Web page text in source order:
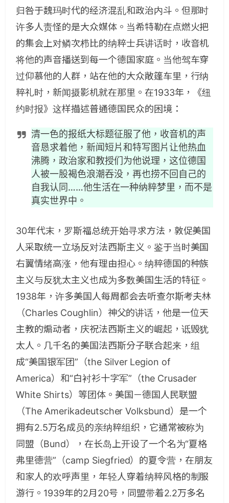
归咎于魏玛时代的经济混乱和政治内斗。但那时
许多人责怪的是大众媒体。当希特勒在点燃火把
的集会上对鳞次栉比的纳粹士兵讲话时，收音机
将他的声音播送到每一个德国家庭。当他驾车穿
过仰慕他的人群，站在他的大众敞篷车里，行纳
粹礼时，新闻摄影机就在那里。在1933年，《纽
约时报》这样描述普通德国民众的困境：
清一色的报纸大标题征服了他，收音机的声
音恳求着他，新闻短片和特写图片让他热血
沸腾，政治家和教授们为他说理，这位德国
人被一股褐色浪潮吞没，再也捞不回自己的
自我认同……他生活在一种纳粹梦里，而不是
真实世界中。
30年代末，罗斯福总统开始寻求方法，敦促美国
人采取统一立场反对法西斯主义。鉴于当时美国
右翼情绪高涨，他有理由担心。纳粹德国的种族
主义与反犹太主义也成为多数美国生活的特征。
1938年，许多美国人每周都会去听查尔斯考夫林
（Charles Coughlin）神父的讲话，他是一位天
主教的煽动者，庆祝法西斯主义的崛起，诋毁犹
太人。几千名的美国法西斯分子联合起来，组
成“美国银军团”（the Silver Legion of
America）和“白衬衫十字军”（the Crusader
White Shirts）等团体。美国－德国人民联盟
（The Amerikadeutscher Volksbund）是一个
拥有2.5万名成员的亲纳粹组织，它通常被称为
同盟（Bund），在长岛上开设了一个名为“夏格
弗里德营”（camp Siegfried）的夏令营，在朋友
和家人的欢呼声里，年轻人穿着纳粹风格的制服
游行。1939年的2月20号，同盟带着2.2万多名